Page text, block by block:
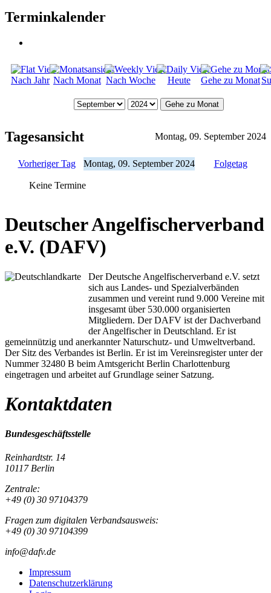
Terminkalender
Nach Jahr Nach Monat Nach Woche Heute Gehe zu Monat
Gehe zu Monat
Tagesansicht Montag, 09. September 2024
Vorheriger Tag Montag, 09. September 2024 Folgetag
Keine Termine
Deutscher Angelfischerverband
e.V. (DAFV)
Der Deutsche Angelfischerverband e.V. setzt
sich aus Landes- und Spezialverbänden
zusammen und vereint rund 9.000 Vereine mit
insgesamt über 530.000 organisierten
Mitgliedern. Der DAFV ist der Dachverband
der Angelfischer in Deutschland. Er ist
gemeinnützig und anerkannter Naturschutz- und Umweltverband.
Der Sitz des Verbandes ist Berlin. Er ist im Vereinsregister unter der
Nummer 32480 B beim Amtsgericht Berlin Charlottenburg
eingetragen und arbeitet auf Grundlage seiner Satzung.
Kontaktdaten
Bundesgeschäftsstelle
Reinhardtstr. 14
10117 Berlin
Zentrale:
+49 (0) 30 97104379
Fragen zum digitalen Verbandsausweis:
+49 (0) 30 97104399
info@dafv.de
Impressum
Datenschutzerklärung